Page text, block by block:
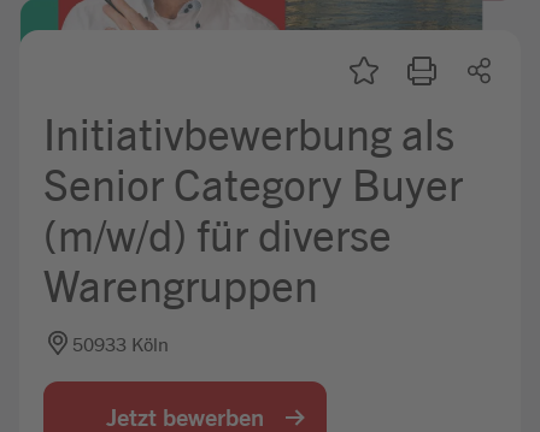
Praktikum & Werkstudium
Mein Kandidat:innenprofil
Jobbörse
Initiativbewerbung als
Senior Category Buyer
(m/w/d) für diverse
Warengruppen
50933 Köln
Jetzt bewerben